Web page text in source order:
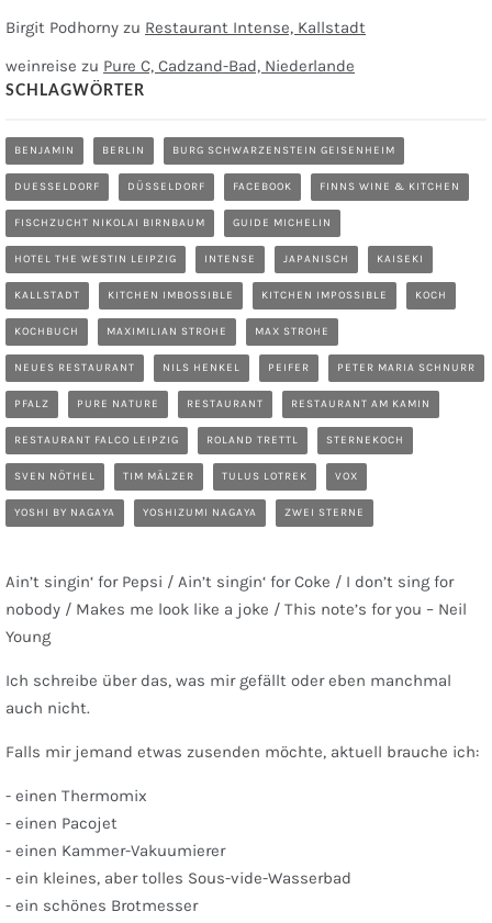
Birgit Podhorny zu Restaurant Intense, Kallstadt
weinreise zu Pure C, Cadzand-Bad, Niederlande
SCHLAGWÖRTER
BENJAMIN BERLIN BURG SCHWARZENSTEIN GEISENHEIM
DUESSELDORF DÜSSELDORF FACEBOOK FINNS WINE & KITCHEN
FISCHZUCHT NIKOLAI BIRNBAUM GUIDE MICHELIN
HOTEL THE WESTIN LEIPZIG INTENSE JAPANISCH KAISEKI
KALLSTADT KITCHEN IMBOSSIBLE KITCHEN IMPOSSIBLE KOCH
KOCHBUCH MAXIMILIAN STROHE MAX STROHE
NEUES RESTAURANT NILS HENKEL PEIFER PETER MARIA SCHNURR
PFALZ PURE NATURE RESTAURANT RESTAURANT AM KAMIN
RESTAURANT FALCO LEIPZIG ROLAND TRETTL STERNEKOCH
SVEN NÖTHEL TIM MÄLZER TULUS LOTREK VOX
YOSHI BY NAGAYA YOSHIZUMI NAGAYA ZWEI STERNE
Ain’t singin‘ for Pepsi / Ain’t singin‘ for Coke / I don’t sing for
nobody / Makes me look like a joke / This note’s for you – Neil
Young
Ich schreibe über das, was mir gefällt oder eben manchmal
auch nicht.
Falls mir jemand etwas zusenden möchte, aktuell brauche ich:
- einen Thermomix
- einen Pacojet
- einen Kammer-Vakuumierer
- ein kleines, aber tolles Sous-vide-Wasserbad
- ein schönes Brotmesser